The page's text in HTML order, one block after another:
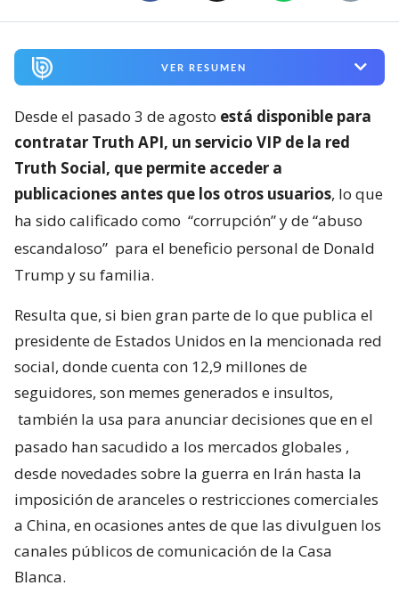
VER RESUMEN
Desde el pasado 3 de agosto está disponible para
contratar Truth API, un servicio VIP de la red
Truth Social, que permite acceder a
publicaciones antes que los otros usuarios, lo que
ha sido calificado como “corrupción” y de “abuso
escandaloso” para el beneficio personal de Donald
Trump y su familia.
Resulta que, si bien gran parte de lo que publica el
presidente de Estados Unidos en la mencionada red
social, donde cuenta con 12,9 millones de
seguidores, son memes generados e insultos,
también la usa para anunciar decisiones que en el
pasado han sacudido a los mercados globales ,
desde novedades sobre la guerra en Irán hasta la
imposición de aranceles o restricciones comerciales
a China, en ocasiones antes de que las divulguen los
canales públicos de comunicación de la Casa
Blanca.